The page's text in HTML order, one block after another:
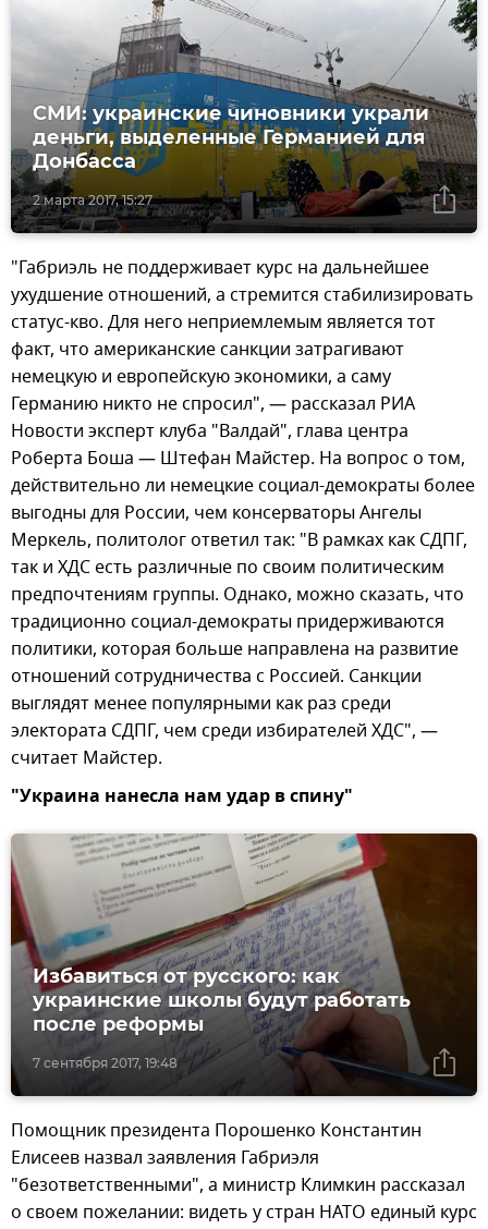
2 марта 2017, 15:27
СМИ: украинские чиновники украли
деньги, выделенные Германией для
Донбасса
"Габриэль не поддерживает курс на дальнейшее
ухудшение отношений, а стремится стабилизировать
статус-кво. Для него неприемлемым является тот
факт, что американские санкции затрагивают
немецкую и европейскую экономики, а саму
Германию никто не спросил", — рассказал РИА
Новости эксперт клуба "Валдай", глава центра
Роберта Боша — Штефан Майстер. На вопрос о том,
действительно ли немецкие социал-демократы более
выгодны для России, чем консерваторы Ангелы
Меркель, политолог ответил так: "В рамках как СДПГ,
так и ХДС есть различные по своим политическим
предпочтениям группы. Однако, можно сказать, что
традиционно социал-демократы придерживаются
политики, которая больше направлена на развитие
отношений сотрудничества с Россией. Санкции
выглядят менее популярными как раз среди
электората СДПГ, чем среди избирателей ХДС", —
считает Майстер.
"Украина нанесла нам удар в спину"
7 сентября 2017, 19:48
Избавиться от русского: как
украинские школы будут работать
после реформы
Помощник президента Порошенко Константин
Елисеев назвал заявления Габриэля
"безответственными", а министр Климкин рассказал
о своем пожелании: видеть у стран НАТО единый курс